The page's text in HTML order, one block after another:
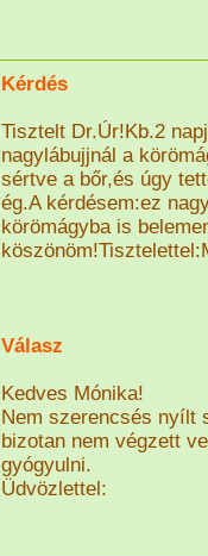
Kérdés
Tisztelt Dr.Úr!Kb.2
nagylábujjnál a
sértve a bőr,és úgy
ég.A kérdésem:ez
körömágyba is
Válasz
Kedves Mónika!
Nem szerencsés nyílt
bizotan nem végzett
gyógyulni.
Üdvözlettel: